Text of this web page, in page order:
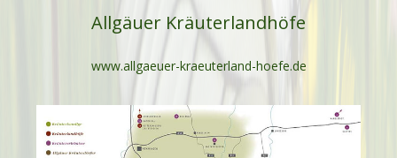
Allgäuer Kräuterlandhöfe
www.allgaeuer-kraeuterland-hoefe.de